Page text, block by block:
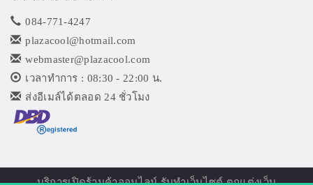
084-771-4247
plazacool@hotmail.com
webmaster@plazacool.com
เวลาทำการ : 08:30 - 22:00 น.
ส่งอีเมล์ได้ตลอด 24 ชั่วโมง
บริการเปิดร้านค้าออนไลน์รับทำเว็บไซต์ ตกแต่งเว็บ